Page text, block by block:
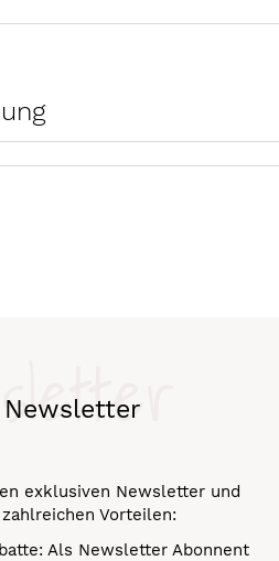
Newsletter
exklusiven Newsletter und
Vorteilen:
Als Newsletter Abonnent